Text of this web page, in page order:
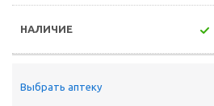
Выбрать аптеку